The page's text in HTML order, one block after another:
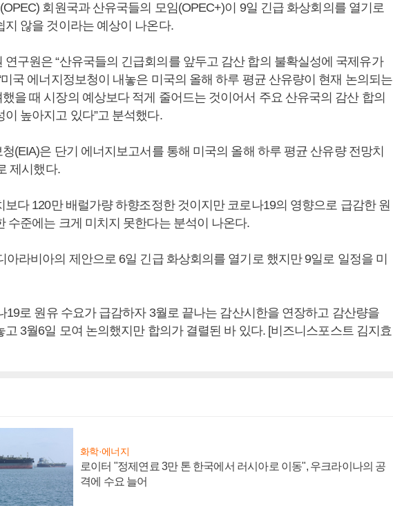
회원국과 산유국들의 모임(OPEC+)이 9일 긴급 화상회의를 열기로
지 않을 것이라는 예상이 나온다.
연구원은 “산유국들의 긴급회의를 앞두고 감산 합의 불확실성에 국제유가
미국 에너지정보청이 내놓은 미국의 올해 하루 평균 산유량이 현재 논의되는
을 때 시장의 예상보다 적게 줄어드는 것이어서 주요 산유국의 감산 합의
이 높아지고 있다”고 분석했다.
(EIA)은 단기 에너지보고서를 통해 미국의 올해 하루 평균 산유량 전망치
제시했다.
보다 120만 배럴가량 하향조정한 것이지만 코로나19의 영향으로 급감한 원
수준에는 크게 미치지 못한다는 분석이 나온다.
아라비아의 제안으로 6일 긴급 화상회의를 열기로 했지만 9일로 일정을 미
19로 원유 수요가 급감하자 3월로 끝나는 감산시한을 연장하고 감산량을
고 3월6일 모여 논의했지만 합의가 결렬된 바 있다. [비즈니스포스트 김지효
화학·에너지
로이터 "정제연료 3만 톤 한국에서 러시아로 이동", 우크라이나의 공
격에 수요 늘어